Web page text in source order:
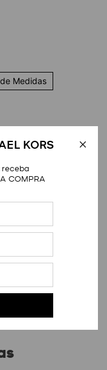
KORS
receba
COMPRA
Medidas
avaliações